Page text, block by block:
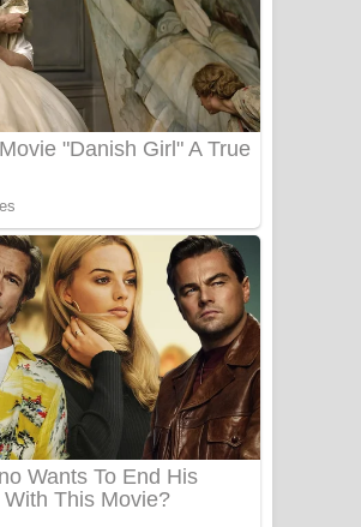
යායේ දිලෙනා ගීතයේ පද පෙළ
Ow Man Sosa Song Lyrics - ඔව් මං
සෝසා ගීතයේ පද පෙළ
Aye Lanweela Song Lyrics - ආයේ
ලංවීලා ගීතයේ පද පෙළ
Ala purannata Song Lyrics - ආල
පුරන්නට ගීතයේ පද පෙළ
FEVER DREAM Lyrics - Alex Warren
BTS : Hooligan Lyrics